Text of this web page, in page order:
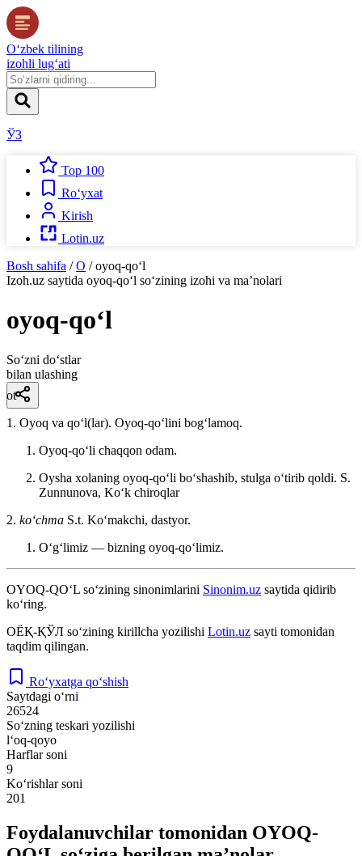
O‘zbek tilining
izohli lug‘ati
ЎЗ
Top 100
Ro‘yxat
Kirish
Lotin.uz
Bosh sahifa / O / oyoq-qo‘l
Izoh.uz saytida oyoq-qo‘l so‘zining izohi va ma’nolari
oyoq-qo‘l
So‘zni do‘stlar
bilan ulashing
ot
1. Oyoq va qoʻl(lar). Oyoq-qoʻlini bogʻlamoq.
Oyoq-qoʻli chaqqon odam.
Oysha xolaning oyoq-qoʻli boʻshashib, stulga oʻtirib qoldi. S.
Zunnunova, Koʻk chiroqlar
2. koʻchma S.t. Koʻmakchi, dastyor.
Oʻgʻlimiz — bizning oyoq-qoʻlimiz.
OYOQ-QO‘L so‘zining sinonimlarini Sinonim.uz saytida qidirib
ko‘ring.
ОЁҚ-ҚЎЛ so‘zining kirillcha yozilishi Lotin.uz sayti tomonidan
taqdim qilingan.
Ro‘yxatga qo‘shish
Saytdagi o‘rni
26524
So‘zning teskari yozilishi
l‘oq-qoyo
Harflar soni
9
Ko‘rishlar soni
201
Foydalanuvchilar tomonidan OYOQ-